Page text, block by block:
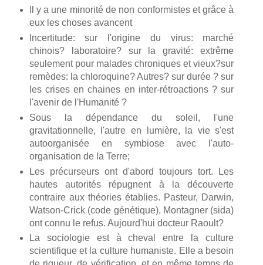
Il y a une minorité de non conformistes et grâce à
eux les choses avancent
Incertitude: sur l'origine du virus: marché
chinois? laboratoire? sur la gravité: extrême
seulement pour malades chroniques et vieux?sur
remèdes: la chloroquine? Autres? sur durée ? sur
les crises en chaines en inter-rétroactions ? sur
l'avenir de l'Humanité ?
Sous la dépendance du soleil, l'une
gravitationnelle, l'autre en lumière, la vie s'est
autoorganisée en symbiose avec l'auto-
organisation de la Terre;
Les précurseurs ont d'abord toujours tort. Les
hautes autorités répugnent à la découverte
contraire aux théories établies. Pasteur, Darwin,
Watson-Crick (code génétique), Montagner (sida)
ont connu le refus. Aujourd'hui docteur Raoult?
La sociologie est à cheval entre la culture
scientifique et la culture humaniste. Elle a besoin